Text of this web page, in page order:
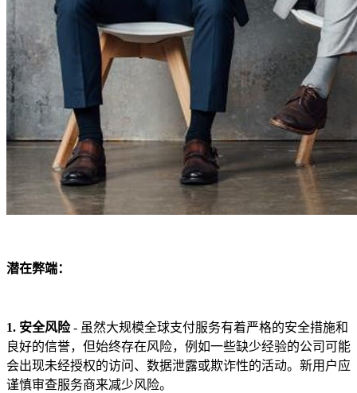
潜在弊端：
1. 安全风险- 虽然大规模全球支付服务有着严格的安全措施和
良好的信誉，但始终存在风险，例如一些缺少经验的公司可能
会出现未经授权的访问、数据泄露或欺诈性的活动。新用户应
谨慎审查服务商来减少风险。